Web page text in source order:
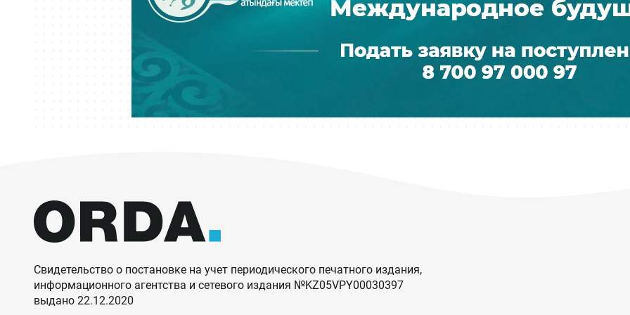
Свидетельство о постановке на учет периодического печатного издания,
информационного агентства и сетевого издания №KZ05VPY00030397
выдано 22.12.2020